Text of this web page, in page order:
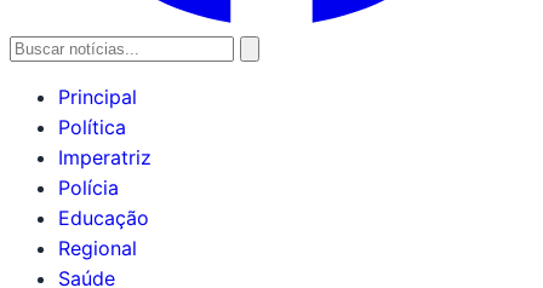
Principal
Política
Imperatriz
Polícia
Educação
Regional
Saúde